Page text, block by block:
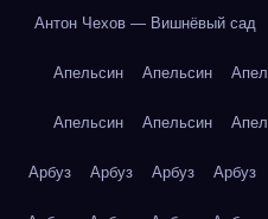
Антон Чехов — Вишнёвый сад
Апельсин Апельсин
Апельсин Апельсин
Арбуз Арбуз Арбуз Арбуз